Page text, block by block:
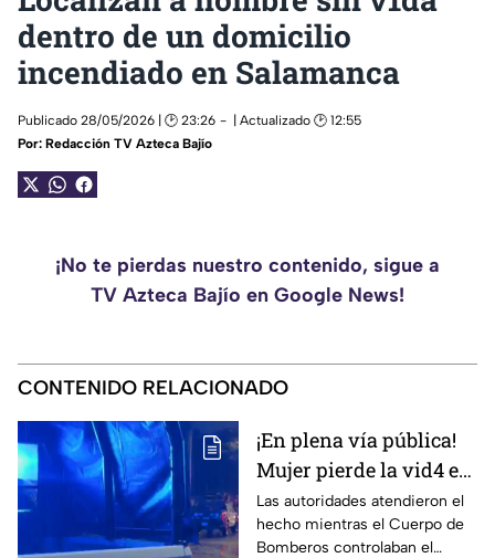
dentro de un domicilio
incendiado en Salamanca
Publicado 28/05/2026 | 🕑 23:26
| Actualizado 🕑 12:55
Por: Redacción TV Azteca Bajío
¡No te pierdas nuestro contenido, sigue a
TV Azteca Bajío en Google News!
CONTENIDO RELACIONADO
¡En plena vía pública!
Mujer pierde la vid4 e
incendian casa en la
colonia León I
Las autoridades atendieron el
hecho mientras el Cuerpo de
Bomberos controlaban el